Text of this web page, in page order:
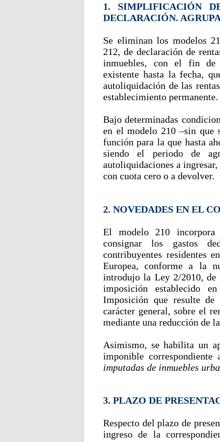
1. SIMPLIFICACIÓN
DECLARACIÓN.
Se eliminan los modelos
212, de declaración de
inmuebles, con el fin de
existente hasta la fecha,
autoliquidación de las
establecimiento permanente.
Bajo determinadas
en el modelo 210 –sin que
función para la que hasta
siendo el periodo de
autoliquidaciones a
con cuota cero o a devolver.
2. NOVEDADES EN EL
El modelo 210 incorpora
consignar los gastos
contribuyentes residentes
Europea, conforme a la
introdujo la Ley 2/2010,
imposición establecido
Imposición que resulte
carácter general, sobre el
mediante una reducción de
Asimismo, se habilita un
imponible
imputadas de inmuebles
3. PLAZO DE
Respecto del plazo de
ingreso de la